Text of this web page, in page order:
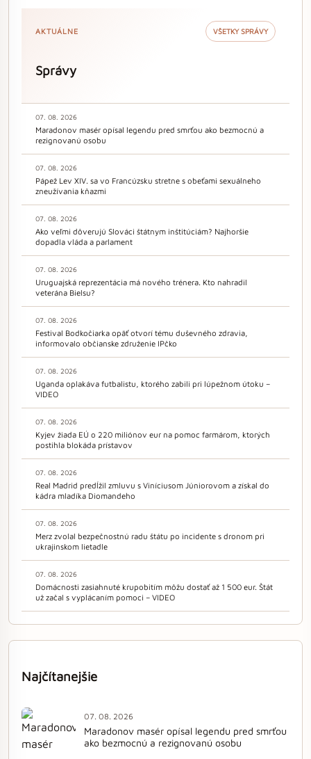
AKTUÁLNE VŠETKY SPRÁVY
Správy
07. 08. 2026
Maradonov masér opísal legendu pred smrťou ako bezmocnú a
rezignovanú osobu
07. 08. 2026
Pápež Lev XIV. sa vo Francúzsku stretne s obeťami sexuálneho
zneužívania kňazmi
07. 08. 2026
Ako veľmi dôverujú Slováci štátnym inštitúciám? Najhoršie
dopadla vláda a parlament
07. 08. 2026
Uruguajská reprezentácia má nového trénera. Kto nahradil
veterána Bielsu?
07. 08. 2026
Festival Bodkočiarka opäť otvorí tému duševného zdravia,
informovalo občianske združenie IPčko
07. 08. 2026
Uganda oplakáva futbalistu, ktorého zabili pri lúpežnom útoku –
VIDEO
07. 08. 2026
Kyjev žiada EÚ o 220 miliónov eur na pomoc farmárom, ktorých
postihla blokáda prístavov
07. 08. 2026
Real Madrid predĺžil zmluvu s Viníciusom Júniorovom a získal do
kádra mladíka Diomandeho
07. 08. 2026
Merz zvolal bezpečnostnú radu štátu po incidente s dronom pri
ukrajinskom lietadle
07. 08. 2026
Domácnosti zasiahnuté krupobitím môžu dostať až 1 500 eur. Štát
už začal s vyplácaním pomoci – VIDEO
Najčítanejšie
07. 08. 2026
Maradonov masér opísal legendu pred smrťou
ako bezmocnú a rezignovanú osobu